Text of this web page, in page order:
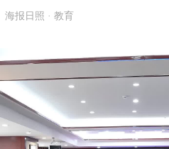
海报日照 · 教育